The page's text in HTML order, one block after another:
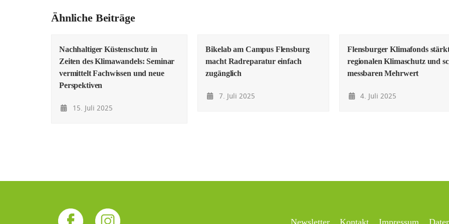
Ähnliche Beiträge
Nachhaltiger Küstenschutz in
Zeiten des Klimawandels: Seminar
vermittelt Fachwissen und neue
Perspektiven
15. Juli 2025
Bikelab am Campus Flensburg
macht Radreparatur einfach
zugänglich
7. Juli 2025
Flensburger Klimafonds
regionalen Klimaschutz und
messbaren Mehrwert
4. Juli 2025